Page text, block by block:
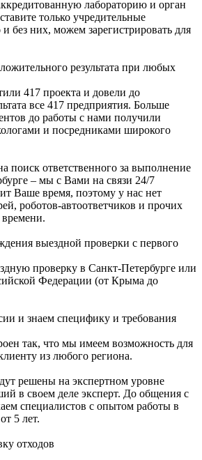
лабораторию и орган
только учредительные
без них, можем зарегистрировать для
результата при любых
417 проекта и довели до
все 417 предприятия. Больше
до работы с нами получили
и посредниками широкого
поиск ответственного за выполнение
– мы с Вами на связи 24/7
Ваше время, поэтому у нас нет
роботов-автоответчиков и прочих
выездной проверки с первого
проверку в Санкт-Петербурге или
Федерации (от Крыма до
и знаем специфику и требования
так, что мы имеем возможность для
из любого региона.
решены на экспертном уровне
в своем деле эксперт. До общения с
специалистов с опытом работы в
5 лет.
отходов